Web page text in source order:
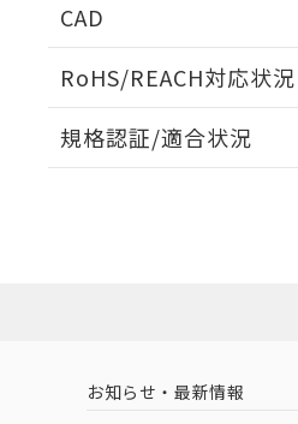
CAD
RoHS/REACH対応状況
EU RoHS 注意事項・凡例
中国 RoHS 注意事項・凡例
規格認証/適合状況
お知らせ・最新情報